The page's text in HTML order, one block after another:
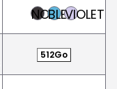
NOIRBLEUVIOLET
512Go